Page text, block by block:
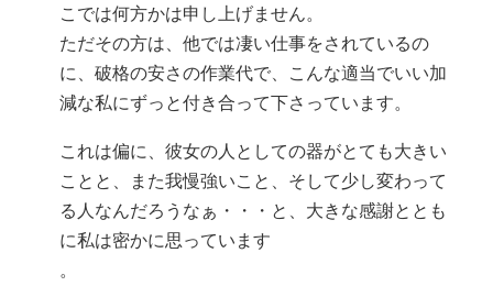
こでは何方かは申し上げません。
ただその方は、他では凄い仕事をされているの
に、破格の安さの作業代で、こんな適当でいい加
減な私にずっと付き合って下さっています。
これは偏に、彼女の人としての器がとても大きい
ことと、また我慢強いこと、そして少し変わって
る人なんだろうなぁ・・・と、大きな感謝ととも
に私は密かに思っています
。